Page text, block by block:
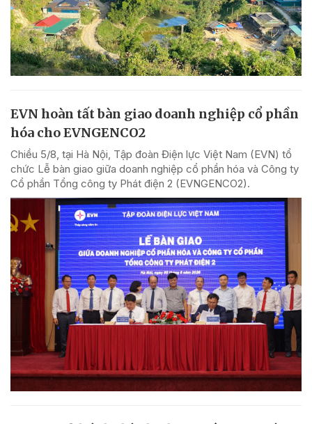
EVN hoàn tất bàn giao doanh nghiệp cổ phần
hóa cho EVNGENCO2
Chiều 5/8, tại Hà Nội, Tập đoàn Điện lực Việt Nam (EVN) tổ
chức Lễ bàn giao giữa doanh nghiệp cổ phần hóa và Công ty
Cổ phần Tổng công ty Phát điện 2 (EVNGENCO2).